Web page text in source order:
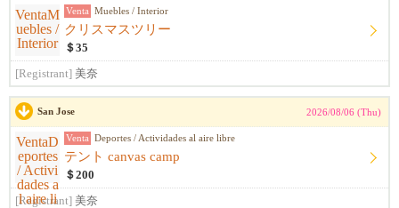
Venta Muebles / Interior
クリスマスツリー
＄35
[Registrant] 美奈
San Jose 2026/08/06 (Thu)
Venta Deportes / Actividades al aire libre
テント canvas camp
＄200
[Registrant] 美奈